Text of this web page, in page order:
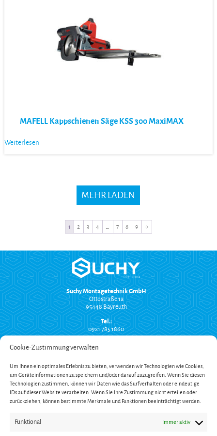
Cookie-Zustimmung verwalten
Um Ihnen ein optimales Erlebnis zu bieten, verwenden wir Technologien wie Cookies,
um Geräteinformationen zu speichern und/oder darauf zuzugreifen. Wenn Sie diesen
Technologien zustimmen, können wir Daten wie das Surfverhalten oder eindeutige
IDs auf dieser Website verarbeiten. Wenn Sie Ihre Zustimmung nicht erteilen oder
zurückziehen, können bestimmte Merkmale und Funktionen beeinträchtigt werden.
Funktional Immer aktiv
MAFELL Kappschienen Säge KSS 300 MaxiMAX
Weiterlesen
MEHR LADEN
1 2 3 4 7 8 9 →
Suchy Montagetechnik GmbH
Ottostraße 1a
95448 Bayreuth
Tel.:
0921 785 1860
info@suchy-montagetechnik.de
Versand und Zahlung
AGB
Widerrufsbelehrung
Impressum
Datenschutzerklärung